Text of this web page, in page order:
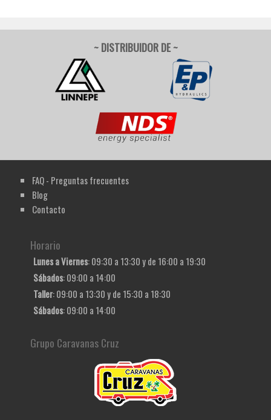
~ DISTRIBUIDOR DE ~
FAQ - Preguntas frecuentes
Blog
Contacto
Horario
Lunes a Viernes: 09:30 a 13:30 y de 16:00 a 19:30
Sábados: 09:00 a 14:00
Taller: 09:00 a 13:30 y de 15:30 a 18:30
Sábados: 09:00 a 14:00
Grupo Caravanas Cruz